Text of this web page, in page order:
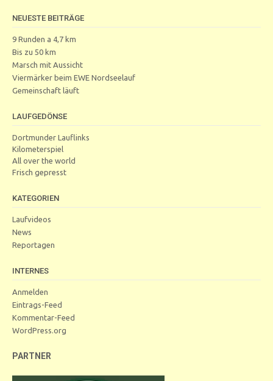
NEUESTE BEITRÄGE
9 Runden a 4,7 km
Bis zu 50 km
Marsch mit Aussicht
Viermärker beim EWE Nordseelauf
Gemeinschaft läuft
LAUFGEDÖNSE
Dortmunder Lauflinks
Kilometerspiel
All over the world
Frisch gepresst
KATEGORIEN
Laufvideos
News
Reportagen
INTERNES
Anmelden
Eintrags-Feed
Kommentar-Feed
WordPress.org
PARTNER